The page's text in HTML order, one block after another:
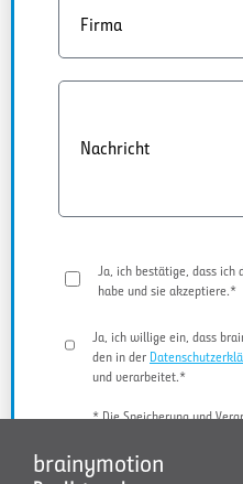
Firma
Nachricht
Ja, ich bestätige, dass ich
habe und sie akzeptiere.*
Ja, ich willige ein, dass
den in der
und verarbeitet.*
* Die Speicherung und
brainymotion